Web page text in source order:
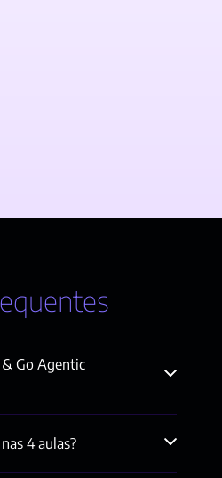
Go Agentic
4 aulas?